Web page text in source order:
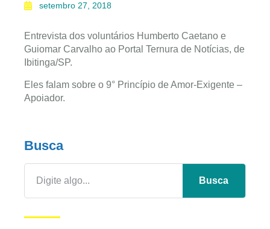
setembro 27, 2018
Entrevista dos voluntários Humberto Caetano e
Guiomar Carvalho ao Portal Ternura de Notícias, de
Ibitinga/SP.
Eles falam sobre o 9° Princípio de Amor-Exigente –
Apoiador.
Busca
Busca